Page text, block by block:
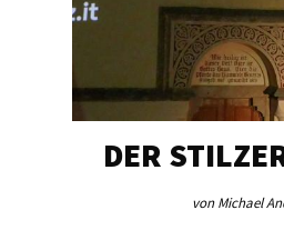
DER
von Michael